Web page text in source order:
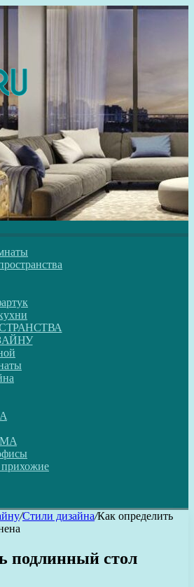
/Стили дизайна/Как определить
подлинный стол